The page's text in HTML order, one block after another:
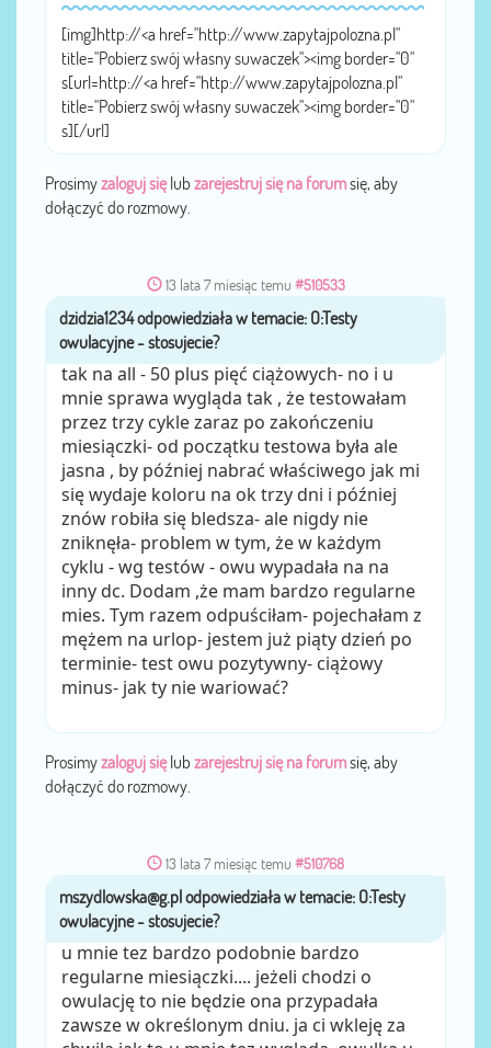
[img]http://<a href="http://www.zapytajpolozna.pl"
title="Pobierz swój własny suwaczek"><img border="0"
s[url=http://<a href="http://www.zapytajpolozna.pl"
title="Pobierz swój własny suwaczek"><img border="0"
s][/url]
Prosimyzaloguj sięlub zarejestruj się na forumsię, aby
dołączyć do rozmowy.
13 lata 7 miesiąc temu #510533
przezdzidzia1234
tak na all - 50 plus pięć ciążowych- no i u
mnie sprawa wygląda tak , że testowałam
przez trzy cykle zaraz po zakończeniu
miesiączki- od początku testowa była ale
jasna , by później nabrać właściwego jak mi
się wydaje koloru na ok trzy dni i później
znów robiła się bledsza- ale nigdy nie
zniknęła- problem w tym, że w każdym
cyklu - wg testów - owu wypadała na na
inny dc. Dodam ,że mam bardzo regularne
mies. Tym razem odpuściłam- pojechałam z
mężem na urlop- jestem już piąty dzień po
terminie- test owu pozytywny- ciążowy
minus- jak ty nie wariować?
Prosimyzaloguj sięlub zarejestruj się na forumsię, aby
dołączyć do rozmowy.
13 lata 7 miesiąc temu #510768
przezmszydlowska@g.pl
u mnie tez bardzo podobnie bardzo
regularne miesiączki.... jeżeli chodzi o
owulację to nie będzie ona przypadała
zawsze w określonym dniu. ja ci wkleję za